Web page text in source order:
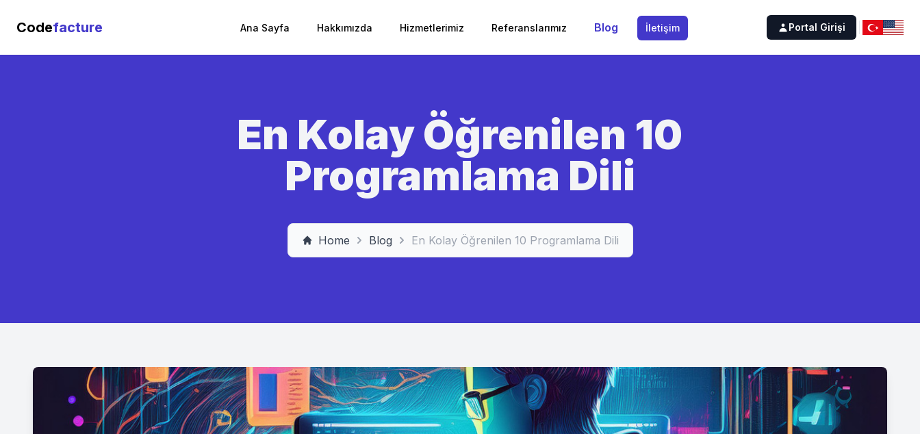
Codefacture Ana Sayfa Hakkımızda Hizmetlerimiz Referanslarımız Blog İletişim Portal Girişi
En Kolay Öğrenilen 10
Programlama Dili
Home Blog En Kolay Öğrenilen 10 Programlama Dili